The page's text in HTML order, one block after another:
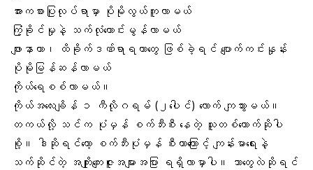
အားကစားပြုလုပ်ရာမှာ ပိုမိုလွယ်ကူလာမယ်
ကြံ့ခိုင်မှုနဲ့ သက်လုံကောင်းမွန်လာမယ်
ဖျားနာတာ၊ ထိခိုက်ဒဏ်ရာရတာတွေ ဖြစ်ခဲ့ရင် ပျောက်ကင်းနှုန်း
ပိုမိုမြန်ဆန်လာမယ်
ကိုယ်ရေစစ်လာမယ်။
ကိုယ်အလေးချိန် ၁ ကီလိုဂရမ် (၂ပေါင်) လောက် ကျသွားမယ်။
တကယ်လို့ သင်က ပုံမှန် စက်ဘီးစီး နေတဲ့ သူတစ်ယောက်ဆိုပါ
စို့။ ဒါဆိုရင်တော့ စက်ဘီးပုံမှန် စီးတာကြောင့် ကျန်းမာရေးနဲ့
သက်ဆိုင်တဲ့ အကျိုးကျေးဇူးအများအပြား ရရှိလာမှာပါ။ ဘာတွေလဲဆိုရင်